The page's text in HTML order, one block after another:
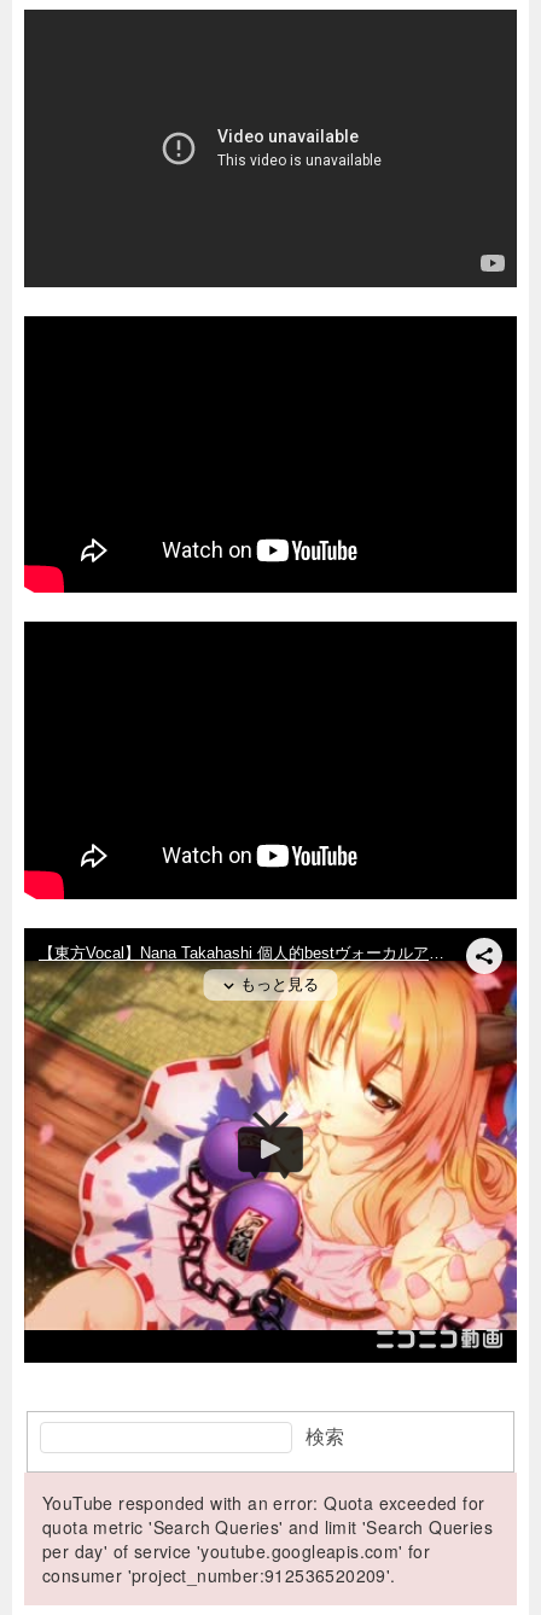
検索
YouTube responded with an error: Quota exceeded for
quota metric 'Search Queries' and limit 'Search Queries
per day' of service 'youtube.googleapis.com' for
consumer 'project_number:912536520209'.